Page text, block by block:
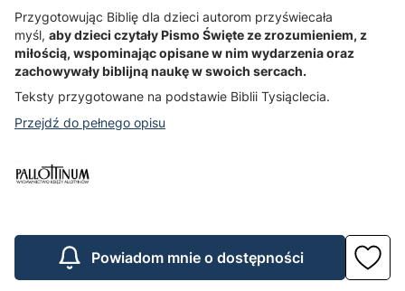
Przygotowując Biblię dla dzieci autorom przyświecała
myśl, aby dzieci czytały Pismo Święte ze zrozumieniem, z
miłością, wspominając opisane w nim wydarzenia oraz
zachowywały biblijną naukę w swoich sercach.
Teksty przygotowane na podstawie Biblii Tysiąclecia.
Przejdź do pełnego opisu
Powiadom mnie o dostępności